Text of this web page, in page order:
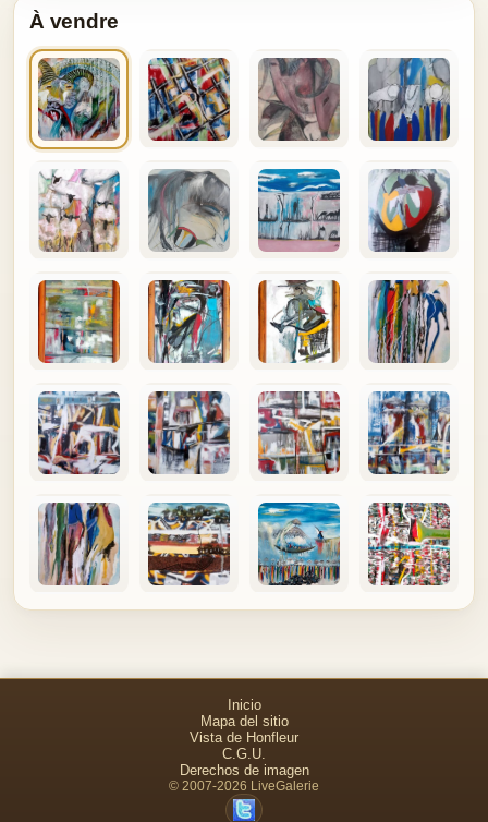
À vendre
Inicio
Mapa del sitio
Vista de Honfleur
C.G.U.
Derechos de imagen
© 2007-2026 LiveGalerie